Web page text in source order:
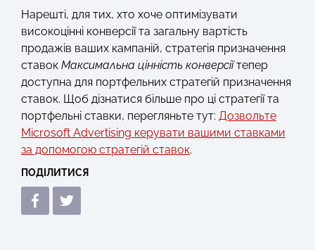
Нарешті, для тих, хто хоче оптимізувати
високоцінні конверсії та загальну вартість
продажів ваших кампаній, стратегія призначення
ставок Максимальна цінність конверсіїтепер
доступна для портфельних стратегій призначення
ставок. Щоб дізнатися більше про ці стратегії та
портфельні ставки, перегляньте тут: Дозвольте
Microsoft Advertising керувати вашими ставками
за допомогою стратегій ставок.
ПОДІЛИТИСЯ